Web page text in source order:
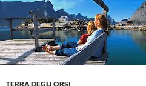
TERRA DEGLI ORSI